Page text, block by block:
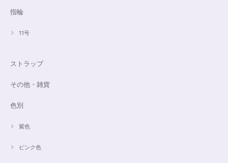
指輪
11号
ストラップ
その他・雑貨
色別
紫色
ピンク色